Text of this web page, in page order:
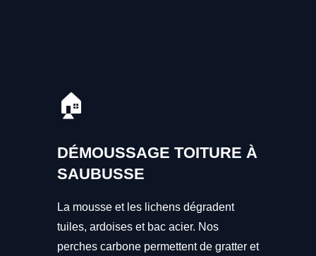
🏠
DÉMOUSSAGE TOITURE À
SAUBUSSE
La mousse et les lichens dégradent
tuiles, ardoises et bac acier. Nos
perches carbone permettent de gratter et